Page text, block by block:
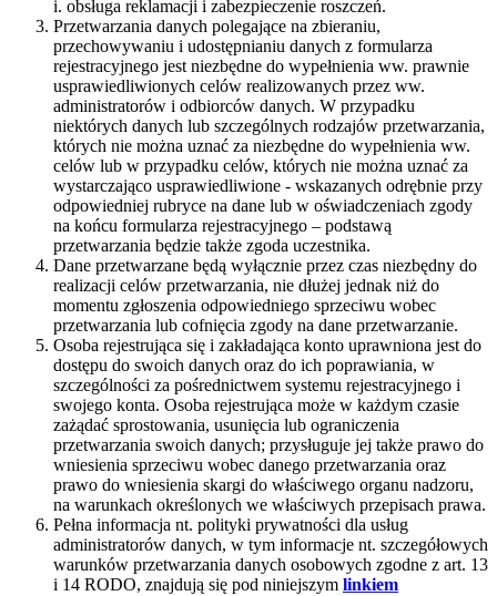
i. obsługa reklamacji i zabezpieczenie roszczeń.
Przetwarzania danych polegające na zbieraniu,
przechowywaniu i udostępnianiu danych z formularza
rejestracyjnego jest niezbędne do wypełnienia ww. prawnie
usprawiedliwionych celów realizowanych przez ww.
administratorów i odbiorców danych. W przypadku
niektórych danych lub szczególnych rodzajów przetwarzania,
których nie można uznać za niezbędne do wypełnienia ww.
celów lub w przypadku celów, których nie można uznać za
wystarczająco usprawiedliwione - wskazanych odrębnie przy
odpowiedniej rubryce na dane lub w oświadczeniach zgody
na końcu formularza rejestracyjnego – podstawą
przetwarzania będzie także zgoda uczestnika.
Dane przetwarzane będą wyłącznie przez czas niezbędny do
realizacji celów przetwarzania, nie dłużej jednak niż do
momentu zgłoszenia odpowiedniego sprzeciwu wobec
przetwarzania lub cofnięcia zgody na dane przetwarzanie.
Osoba rejestrująca się i zakładająca konto uprawniona jest do
dostępu do swoich danych oraz do ich poprawiania, w
szczególności za pośrednictwem systemu rejestracyjnego i
swojego konta. Osoba rejestrująca może w każdym czasie
zażądać sprostowania, usunięcia lub ograniczenia
przetwarzania swoich danych; przysługuje jej także prawo do
wniesienia sprzeciwu wobec danego przetwarzania oraz
prawo do wniesienia skargi do właściwego organu nadzoru,
na warunkach określonych we właściwych przepisach prawa.
Pełna informacja nt. polityki prywatności dla usług
administratorów danych, w tym informacje nt. szczegółowych
warunków przetwarzania danych osobowych zgodne z art. 13
i 14 RODO, znajdują się pod niniejszym linkiem